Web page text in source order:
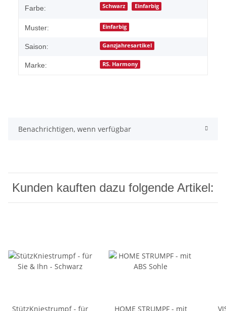
Farbe: Schwarz Einfarbig
Muster: Einfarbig
Saison: Ganzjahresartikel
Marke: RS. Harmony
Benachrichtigen, wenn verfügbar
Kunden kauften dazu folgende Artikel:
StützKniestrumpf - für
HOME STRUMPF - mit